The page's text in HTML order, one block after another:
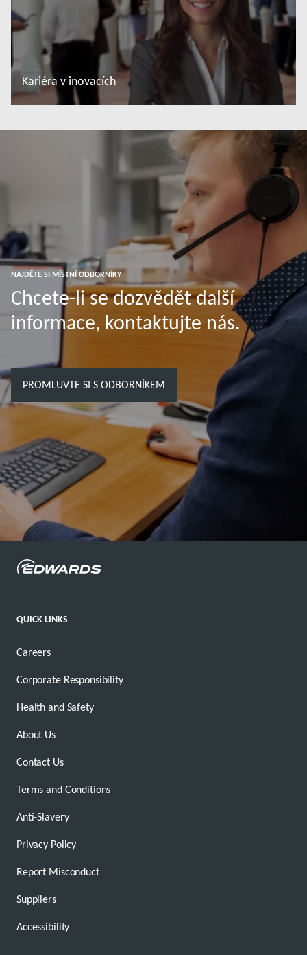
Kariéra v inovacích
NAJDĚTE SI MÍSTNÍ ODBORNÍKY
Chcete-li se dozvědět další
informace, kontaktujte nás.
PROMLUVTE SI S ODBORNÍKEM
QUICK LINKS
Careers
Corporate Responsibility
Health and Safety
About Us
Contact Us
Terms and Conditions
Anti-Slavery
Privacy Policy
Report Misconduct
Suppliers
Accessibility